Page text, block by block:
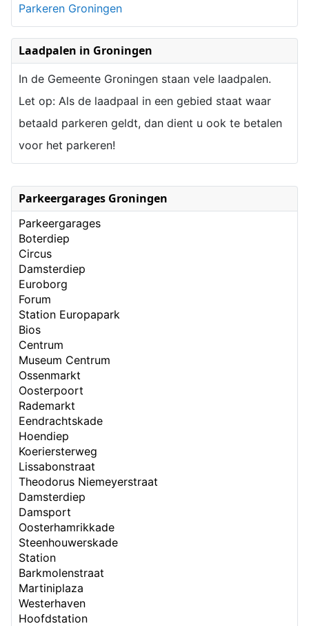
Parkeergarages Groningen
Parkeergarages
Boterdiep
Circus
Damsterdiep
Euroborg
Forum
Station Europapark
Bios
Centrum
Museum Centrum
Ossenmarkt
Oosterpoort
Rademarkt
Eendrachtskade
Hoendiep
Koeriersterweg
Lissabonstraat
Theodorus Niemeyerstraat
Damsterdiep
Damsport
Oosterhamrikkade
Steenhouwerskade
Station
Barkmolenstraat
Martiniplaza
Westerhaven
Hoofdstation
Parkeren Groningen
Laadpalen in Groningen
In de Gemeente Groningen staan vele laadpalen.
Let op: Als de laadpaal in een gebied staat waar
betaald parkeren geldt, dan dient u ook te betalen
voor het parkeren!